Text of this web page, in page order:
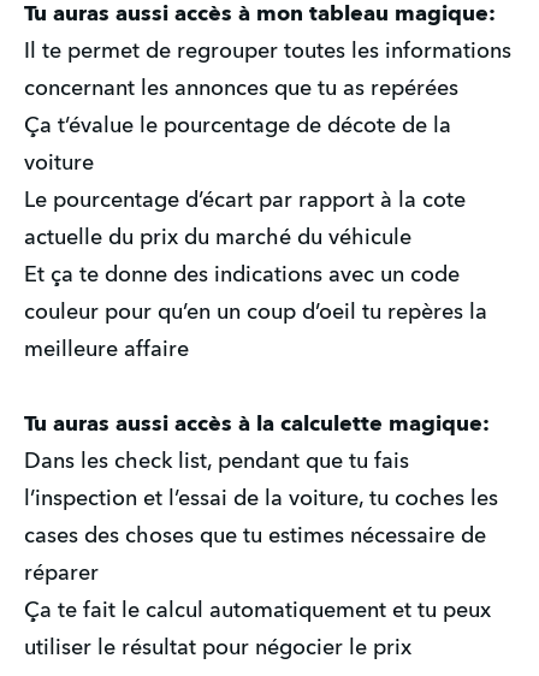
Tu auras aussi accès à mon tableau magique:
Il te permet de regrouper toutes les informations
concernant les annonces que tu as repérées
Ça t’évalue le pourcentage de décote de la
voiture
Le pourcentage d’écart par rapport à la cote
actuelle du prix du marché du véhicule
Et ça te donne des indications avec un code
couleur pour qu’en un coup d’oeil tu repères la
meilleure affaire
Tu auras aussi accès à la calculette magique:
Dans les check list, pendant que tu fais
l’inspection et l’essai de la voiture, tu coches les
cases des choses que tu estimes nécessaire de
réparer
Ça te fait le calcul automatiquement et tu peux
utiliser le résultat pour négocier le prix